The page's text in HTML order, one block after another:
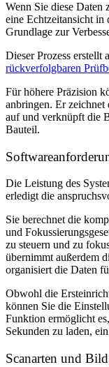
Wenn Sie diese Daten
eine Echtzeitansicht in
Grundlage zur
Dieser Prozess erstellt
rückverfolgbaren
Für höhere Präzision
anbringen. Er zeichnet
auf und verknüpft die
Bauteil.
Die Leistung des
erledigt die
Sie berechnet die
und
zu steuern und zu
übernimmt außerdem
organisiert die Daten
Obwohl die
können Sie die
Funktion ermöglicht
Sekunden zu laden,
Scanarten und